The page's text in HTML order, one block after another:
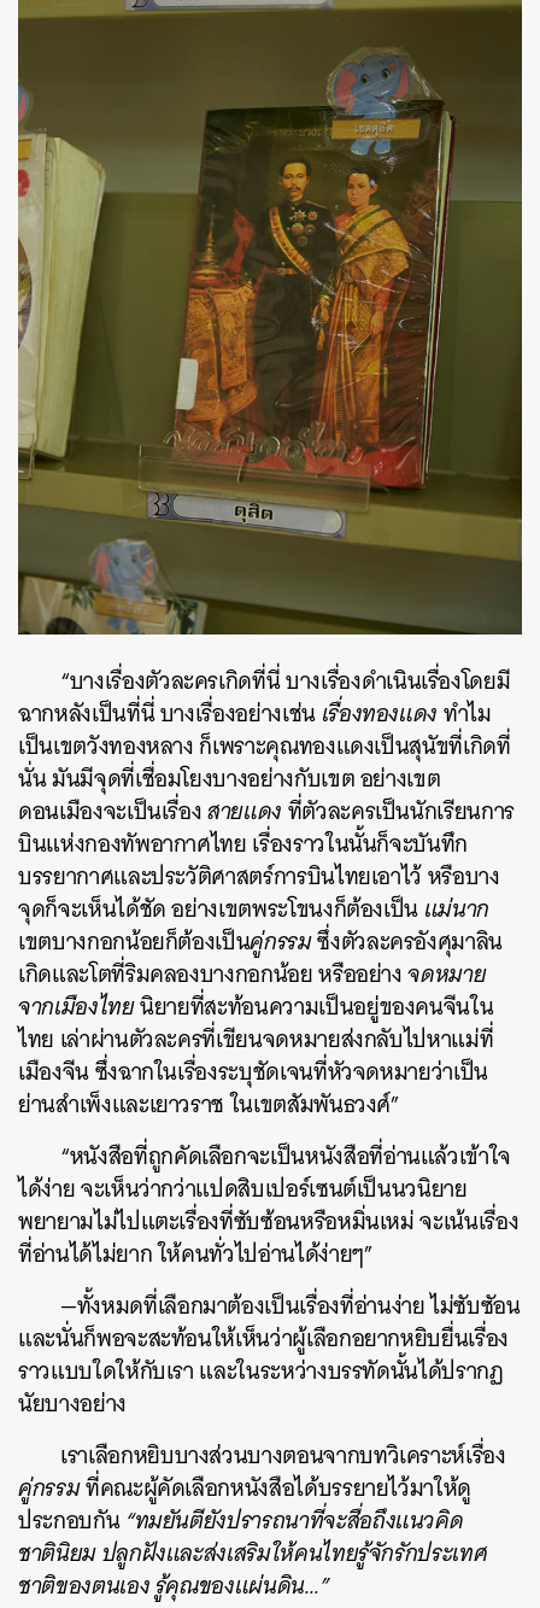
“บางเรื่องตัวละครเกิดที่นี่ บางเรื่องดำเนินเรื่องโดยมี
ฉากหลังเป็นที่นี่ บางเรื่องอย่างเช่นเรื่องทองแดงทำไม
เป็นเขตวังทองหลาง ก็เพราะคุณทองแดงเป็นสุนัขที่เกิดที่
นั่น มันมีจุดที่เชื่อมโยงบางอย่างกับเขต อย่างเขต
ดอนเมืองจะเป็นเรื่องสายแดงที่ตัวละครเป็นนักเรียนการ
บินแห่งกองทัพอากาศไทย เรื่องราวในนั้นก็จะบันทึก
บรรยากาศและประวัติศาสตร์การบินไทยเอาไว้หรือบาง
จุดก็จะเห็นได้ชัด อย่างเขตพระโขนงก็ต้องเป็นแม่นาก
เขตบางกอกน้อยก็ต้องเป็นคู่กรรมซึ่งตัวละครอังศุมาลิน
เกิดและโตที่ริมคลองบางกอกน้อย หรืออย่างจดหมาย
จากเมืองไทยนิยายที่สะท้อนความเป็นอยู่ของคนจีนใน
ไทย เล่าผ่านตัวละครที่เขียนจดหมายส่งกลับไปหาแม่ที่
เมืองจีน ซึ่งฉากในเรื่องระบุชัดเจนที่หัวจดหมายว่าเป็น
ย่านสำเพ็งและเยาวราช ในเขตสัมพันธวงศ์”
“หนังสือที่ถูกคัดเลือกจะเป็นหนังสือที่อ่านแล้วเข้าใจ
ได้ง่าย จะเห็นว่ากว่าแปดสิบเปอร์เซนต์เป็นนวนิยาย
พยายามไม่ไปแตะเรื่องที่ซับซ้อนหรือหมิ่นเหม่ จะเน้นเรื่อง
ที่อ่านได้ไม่ยาก ให้คนทั่วไปอ่านได้ง่ายๆ”
—ทั้งหมดที่เลือกมาต้องเป็นเรื่องที่อ่านง่าย ไม่ซับซัอน
และนั่นก็พอจะสะท้อนให้เห็นว่าผู้เลือกอยากหยิบยื่นเรื่อง
ราวแบบใดให้กับเรา และในระหว่างบรรทัดนั้นได้ปรากฏ
นัยบางอย่าง
เราเลือกหยิบบางส่วนบางตอนจากบทวิเคราะห์เรื่อง
คู่กรรมที่คณะผู้คัดเลือกหนังสือได้บรรยายไว้มาให้ดู
ประกอบกัน“ทมยันตียังปรารถนาที่จะสื่อถึงแนวคิด
ชาตินิยม ปลูกฝังและส่งเสริมให้คนไทยรู้จักรักประเทศ
ชาติของตนเอง รู้คุณของแผ่นดิน…”